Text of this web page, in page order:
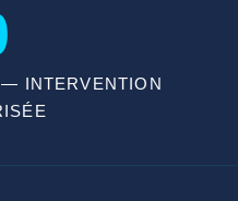
INTERVENTION